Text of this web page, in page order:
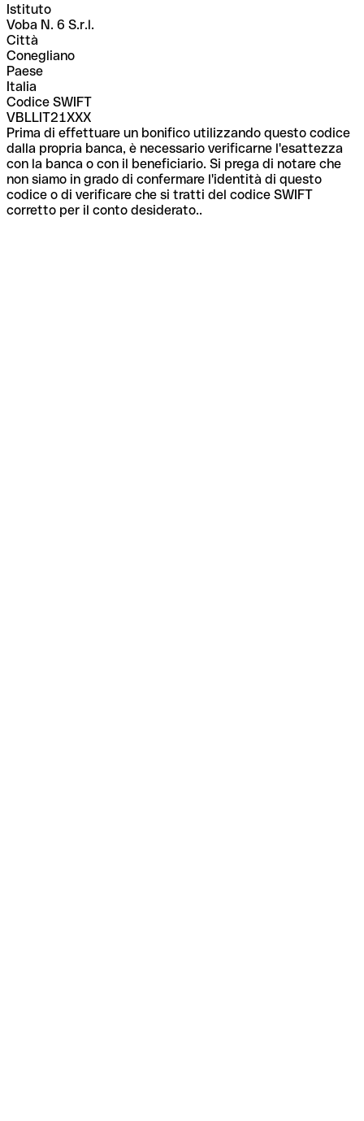
Istituto
Voba N. 6 S.r.l.
Città
Conegliano
Paese
Italia
Codice SWIFT
VBLLIT21XXX
Prima di effettuare un bonifico utilizzando questo codice
dalla propria banca, è necessario verificarne l'esattezza
con la banca o con il beneficiario. Si prega di notare che
non siamo in grado di confermare l'identità di questo
codice o di verificare che si tratti del codice SWIFT
corretto per il conto desiderato..